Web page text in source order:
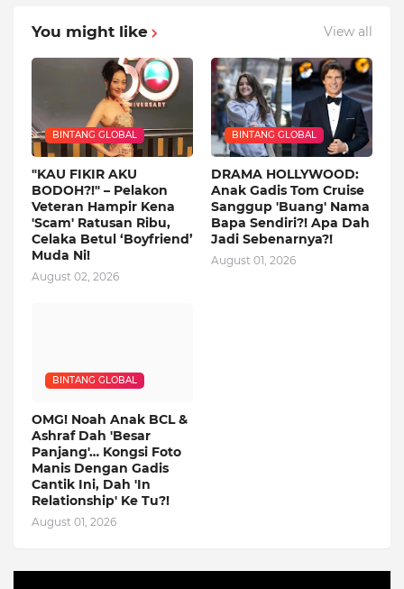
You might like View all
BINTANG GLOBAL
"KAU FIKIR AKU
BODOH?!" – Pelakon
Veteran Hampir Kena
'Scam' Ratusan Ribu,
Celaka Betul ‘Boyfriend’
Muda Ni!
August 02, 2026
BINTANG GLOBAL
DRAMA HOLLYWOOD:
Anak Gadis Tom Cruise
Sanggup 'Buang' Nama
Bapa Sendiri?! Apa Dah
Jadi Sebenarnya?!
August 01, 2026
BINTANG GLOBAL
OMG! Noah Anak BCL &
Ashraf Dah 'Besar
Panjang'… Kongsi Foto
Manis Dengan Gadis
Cantik Ini, Dah 'In
Relationship' Ke Tu?!
August 01, 2026